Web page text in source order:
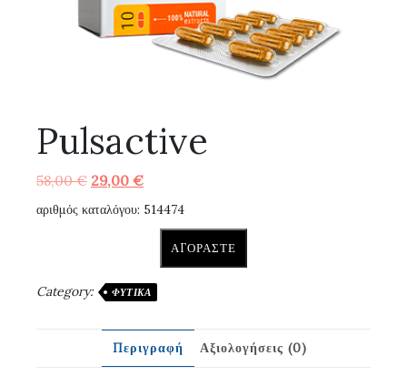
Pulsactive
58,00€ Original
29,00 €Η
29,00 €.
αριθμός καταλόγου: 514474
ΑΓΟΡΆΣΤΕ
Category: ΦΥΤΙΚΆ
Περιγραφή Αξιολογήσεις (0)